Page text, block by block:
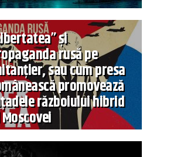
și
rusă pe
sau cum presa
promovează
războiului hibrid